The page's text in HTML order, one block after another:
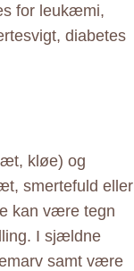
for leukæmi,
diabetes
kløe) og
smertefuld eller
kan være tegn
I sjældne
samt være